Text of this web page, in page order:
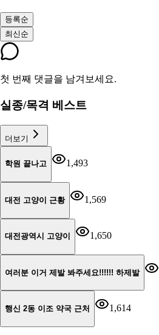
등록순
최신순
첫 번째 댓글을 남겨보세요.
실종/목격 베스트
더보기
학원 끝나고 1,493
대전 고양이 근황 1,569
대전광역시 고양이 1,650
여러분 이거 제발 봐주세요!!!!!! 하제발
행신 2동 이조 약국 근처 1,614